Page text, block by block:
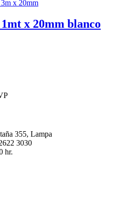
x 20mm blanco
355, Lampa
3030
hr.